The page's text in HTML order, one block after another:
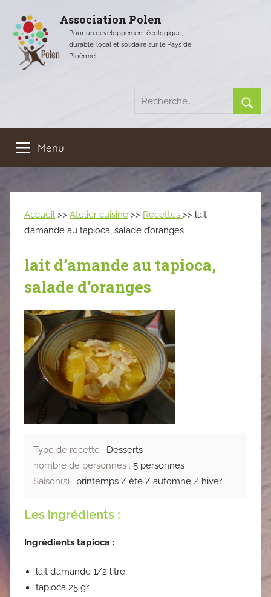
contenu
Association Polen
Pour un développement écologique,
durable, local et solidaire sur le Pays de
Ploërmel
Recherche
:
Menu
Accueil >> Atelier cuisine >> Recettes >> lait
d’amande au tapioca, salade d’oranges
lait d’amande au tapioca,
salade d’oranges
Type de recette : Desserts
nombre de personnes : 5 personnes
Saison(s) : printemps / été / automne / hiver
Les ingrédients :
Ingrédients tapioca :
lait d’amande 1/2 litre,
tapioca 25 gr